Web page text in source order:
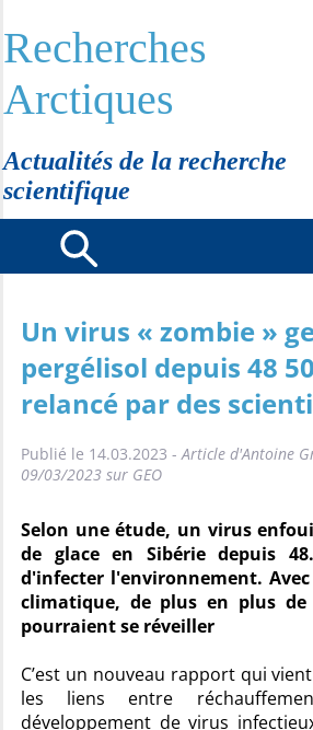
Recherches
Arctiques
Actualités de la recherche
scientifique
Un virus « zombie »
pergélisol depuis 48
relancé par des
Publié le 14.03.2023 -Article d'Antoine
09/03/2023 sur GEO
Selon une étude, un virus
de glace en Sibérie depuis
d'infecter l'environnement.
climatique, de plus en plus
pourraient se réveiller
C’est un nouveau rapport qui
les liens entre
développement de virus